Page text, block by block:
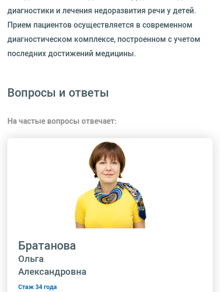
диагностики и лечения недоразвития речи у детей.
Прием пациентов осуществляется в современном
диагностическом комплексе, построенном с учетом
последних достижений медицины.
Вопросы и ответы
На частые вопросы отвечает:
Братанова
Ольга
Александровна
Стаж 34 года